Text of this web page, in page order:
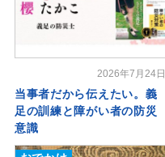
2026年7月24日
当事者だから伝えたい。義
足の訓練と障がい者の防災
意識